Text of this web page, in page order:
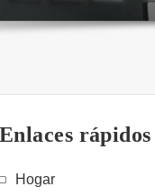
Enlaces rápidos
Hogar